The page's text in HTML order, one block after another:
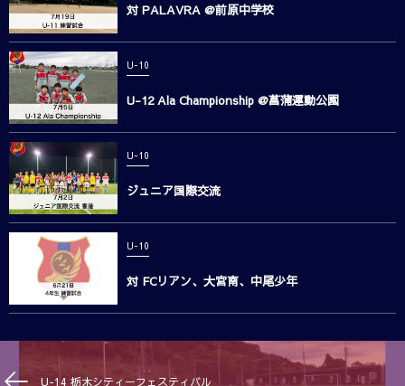
対 PALAVRA @前原中学校
U-10
U-12 Ala Championship @菖蒲運動公園
U-10
ジュニア国際交流
U-10
対 FCリアン、大宮南、中尾少年
U-14 栃木シティーフェスティバル